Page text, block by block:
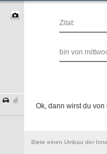
Zitat:
bin von
Ok, dann wirst du von
Biete einen Umbau der